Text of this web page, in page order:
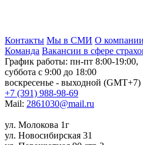
Контакты Мы в СМИ О компании
Команда Вакансии в сфере
График работы: пн-пт 8:00-19:00,
суббота с 9:00 до 18:00
воскресенье - выходной (GMT+7)
+7 (391) 988-98-69
Mail: 2861030@mail.ru
ул. Молокова 1г
ул. Новосибирская 31